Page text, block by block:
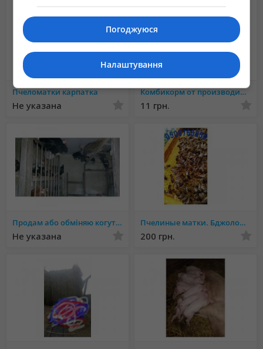
Пчеломатки карпатка
Не указана
Комбикорм от производителя, оптом и в розницу
11 грн.
Продам або обміняю когутів на кури
Не указана
Пчелиные матки. Бджоломатки.
200 грн.
Погоджуюся
Налаштування